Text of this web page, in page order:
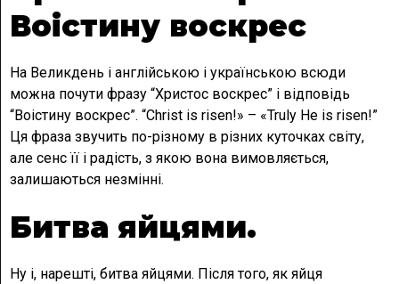
Воістину воскрес
На Великдень і англійською і українською всюди
можна почути фразу “Христос воскрес” і відповідь
“Воістину воскрес”. “Christ is risen!» – «Truly He is risen!”
Ця фраза звучить по-різному в різних куточках світу,
але сенс її і радість, з якою вона вимовляється,
залишаються незмінні.
Битва яйцями.
Ну і, нарешті, битва яйцями. Після того, як яйця